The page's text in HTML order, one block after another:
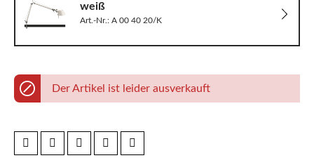
weiß
Art.-Nr.: A 00 40 20/K
Der Artikel ist leider ausverkauft